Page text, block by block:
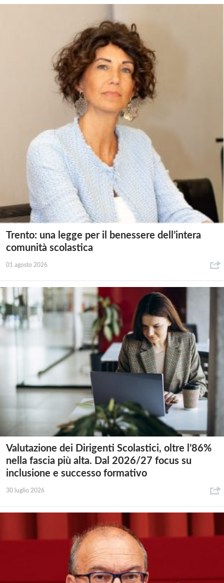
Trento: una legge per il benessere dell’intera
comunità scolastica
01 agosto 2026
Valutazione dei Dirigenti Scolastici, oltre l’86%
nella fascia più alta. Dal 2026/27 focus su
inclusione e successo formativo
30 luglio 2026